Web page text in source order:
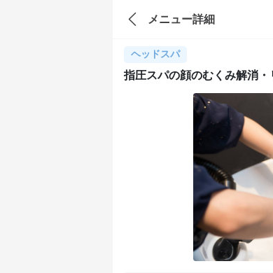
メニュー詳細
ヘッドスパ
指圧スパの顔のむくみ解消